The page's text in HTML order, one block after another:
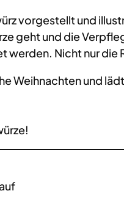
vorgestellt und
geht und die
werden. Nicht nur
Weihnachten und